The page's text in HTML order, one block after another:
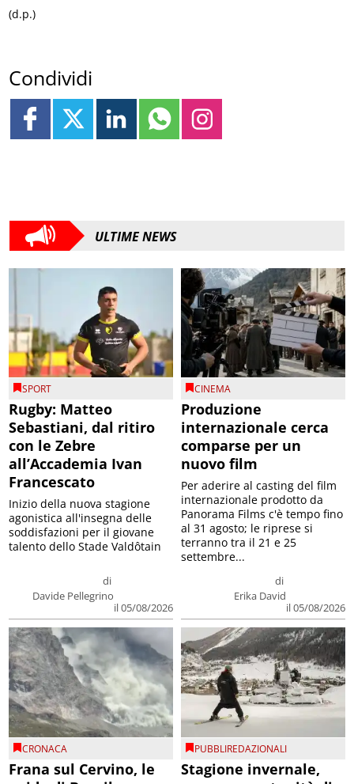
(d.p.)
Condividi
ULTIME NEWS
SPORT
Rugby: Matteo
Sebastiani, dal ritiro
con le Zebre
all’Accademia Ivan
Francescato
di
Davide Pellegrino
il 05/08/2026
Inizio della nuova stagione
agonistica all'insegna delle
soddisfazioni per il giovane
talento dello Stade Valdôtain
CINEMA
Produzione
internazionale cerca
comparse per un
nuovo film
di
Erika David
il 05/08/2026
Per aderire al casting del film
internazionale prodotto da
Panorama Films c'è tempo fino
al 31 agosto; le riprese si
terranno tra il 21 e 25
settembre...
CRONACA
Frana sul Cervino, le
PUBBLIREDAZIONALI
Stagione invernale,